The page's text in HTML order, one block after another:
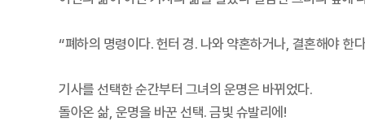
“폐하의 명령이다. 헌터 경. 나와 약혼하거나, 결혼해야 한
기사를 선택한 순간부터 그녀의 운명은 바뀌었다.
돌아온 삶, 운명을 바꾼 선택. 금빛 슈발리에!